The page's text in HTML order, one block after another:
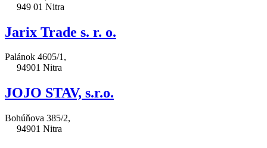
949 01 Nitra
Jarix Trade s. r. o.
Palánok 4605/1,
94901 Nitra
JOJO STAV, s.r.o.
Bohúňova 385/2,
94901 Nitra